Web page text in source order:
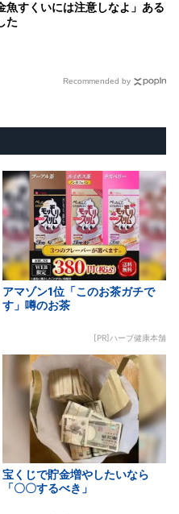
魚すくいには注意しなよ」ある
た
Recommended by
アマゾン1位「このお茶ガチで
す」噂のお茶
[PR]ハーブ健康本舗
宝くじで貯金増やしたいなら
「〇〇するべき」